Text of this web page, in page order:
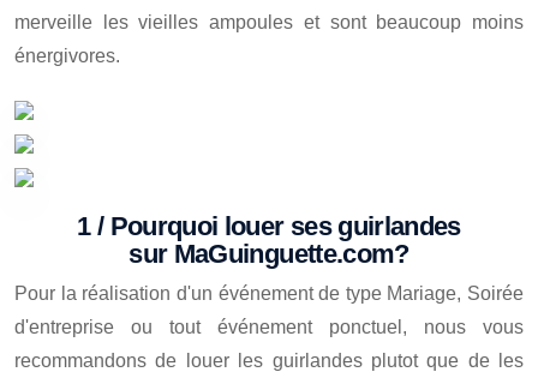
merveille les vieilles ampoules et sont beaucoup moins
énergivores.
1 / Pourquoi louer ses guirlandes
sur MaGuinguette.com?
Pour la réalisation d'un événement de type Mariage, Soirée
d'entreprise ou tout événement ponctuel, nous vous
recommandons de louer les guirlandes plutot que de les